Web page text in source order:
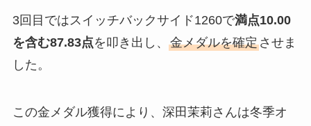
3回目ではスイッチバックサイド1260で満点10.00
を含む87.83点を叩き出し、 金メダルを確定させま
した。
この金メダル獲得により、深田茉莉さんは冬季オ